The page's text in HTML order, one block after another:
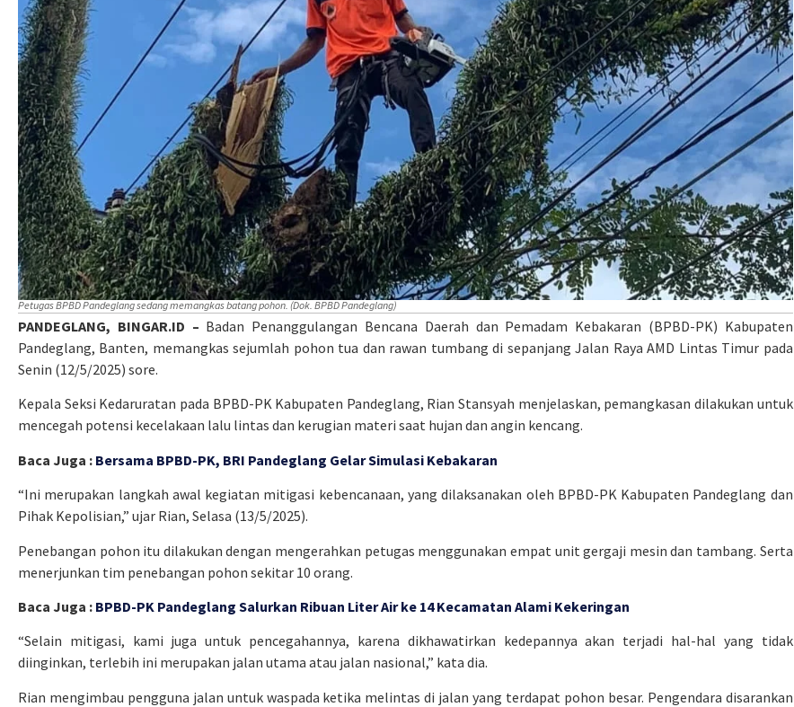
Petugas BPBD Pandeglang sedang memangkas batang pohon. (Dok. BPBD Pandeglang)
PANDEGLANG, BINGAR.ID – Badan Penanggulangan Bencana Daerah dan Pemadam Kebakaran (BPBD-PK) Kabupaten
Pandeglang, Banten, memangkas sejumlah pohon tua dan rawan tumbang di sepanjang Jalan Raya AMD Lintas Timur pada
Senin (12/5/2025) sore.
Kepala Seksi Kedaruratan pada BPBD-PK Kabupaten Pandeglang, Rian Stansyah menjelaskan, pemangkasan dilakukan untuk
mencegah potensi kecelakaan lalu lintas dan kerugian materi saat hujan dan angin kencang.
Baca Juga : Bersama BPBD-PK, BRI Pandeglang Gelar Simulasi Kebakaran
“Ini merupakan langkah awal kegiatan mitigasi kebencanaan, yang dilaksanakan oleh BPBD-PK Kabupaten Pandeglang dan
Pihak Kepolisian,” ujar Rian, Selasa (13/5/2025).
Penebangan pohon itu dilakukan dengan mengerahkan petugas menggunakan empat unit gergaji mesin dan tambang. Serta
menerjunkan tim penebangan pohon sekitar 10 orang.
Baca Juga : BPBD-PK Pandeglang Salurkan Ribuan Liter Air ke 14 Kecamatan Alami Kekeringan
“Selain mitigasi, kami juga untuk pencegahannya, karena dikhawatirkan kedepannya akan terjadi hal-hal yang tidak
diinginkan, terlebih ini merupakan jalan utama atau jalan nasional,” kata dia.
Rian mengimbau pengguna jalan untuk waspada ketika melintas di jalan yang terdapat pohon besar. Pengendara disarankan